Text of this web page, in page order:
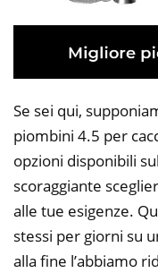
Se sei qui,
piombini 4.5 per
opzioni disponibili
scoraggiante
alle tue esigenze.
stessi per giorni su
alla fine l’abbiamo